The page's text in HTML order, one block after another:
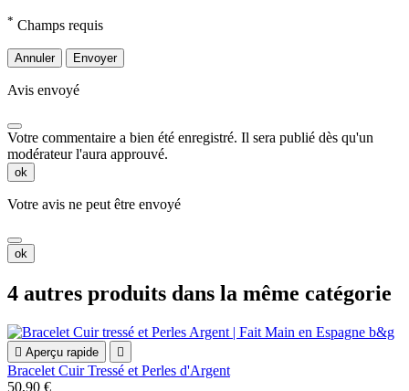
* Champs requis
Annuler Envoyer
Avis envoyé
Votre commentaire a bien été enregistré. Il sera publié dès qu'un
modérateur l'aura approuvé.
ok
Votre avis ne peut être envoyé
ok
4 autres produits dans la même catégorie
 Aperçu rapide 
Bracelet Cuir Tressé et Perles d'Argent
50,90 €